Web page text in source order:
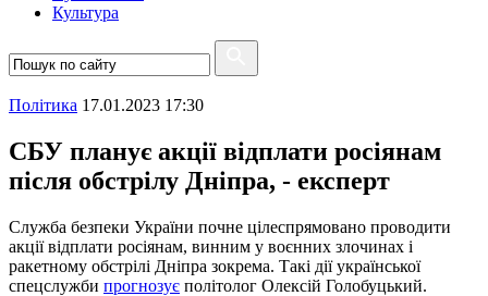
Культура
Полiтика 17.01.2023 17:30
СБУ планує акції відплати росіянам
після обстрілу Дніпра, - експерт
Служба безпеки України почне цілеспрямовано проводити
акції відплати росіянам, винним у воєнних злочинах і
ракетному обстрілі Дніпра зокрема. Такі дії української
спецслужби прогнозує політолог Олексій Голобуцький.